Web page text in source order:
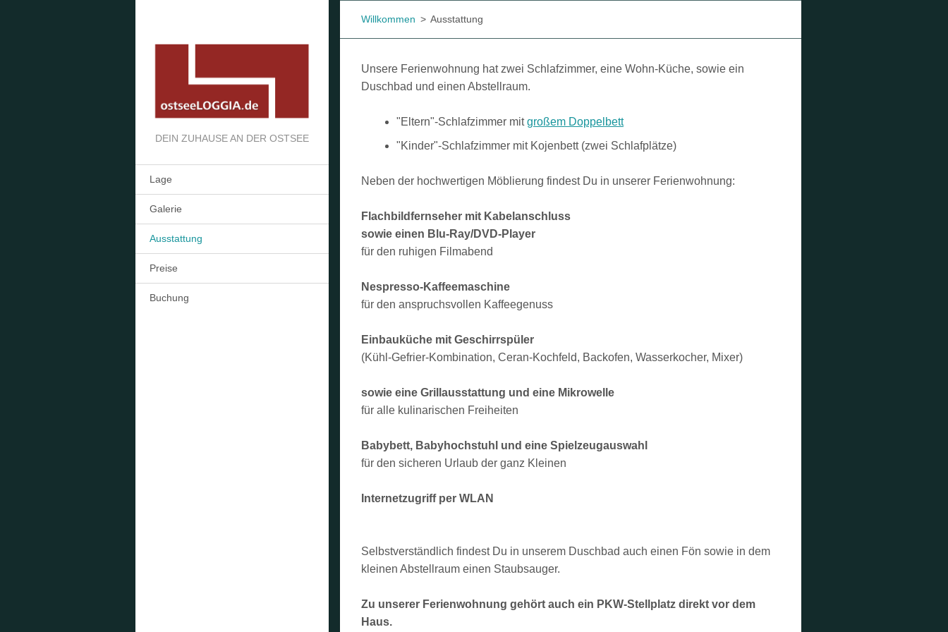
DEIN ZUHAUSE AN DER OSTSEE
Lage
Galerie
Ausstattung
Preise
Buchung
Willkommen > Ausstattung
Unsere Ferienwohnung hat zwei Schlafzimmer, eine Wohn-Küche, sowie ein
Duschbad und einen Abstellraum.
"Eltern"-Schlafzimmer mitgroßem Doppelbett
"Kinder"-Schlafzimmer mit Kojenbett (zwei Schlafplätze)
Neben der hochwertigen Möblierung findest Du in unserer Ferienwohnung:
Flachbildfernseher mit Kabelanschluss
sowie einen Blu-Ray/DVD-Player
für den ruhigen Filmabend
Nespresso-Kaffeemaschine
für den anspruchsvollen Kaffeegenuss
Einbauküche mit Geschirrspüler
(Kühl-Gefrier-Kombination, Ceran-Kochfeld, Backofen, Wasserkocher, Mixer)
sowie eine Grillausstattung und eine Mikrowelle
für alle kulinarischen Freiheiten
Babybett, Babyhochstuhl und eine Spielzeugauswahl
für den sicheren Urlaub der ganz Kleinen
Internetzugriff per WLAN
Selbstverständlich findest Du in unserem Duschbad auch einen Fön sowie in dem
kleinen Abstellraum einen Staubsauger.
Zu unserer Ferienwohnung gehört auch ein PKW-Stellplatz direkt vor dem
Haus.